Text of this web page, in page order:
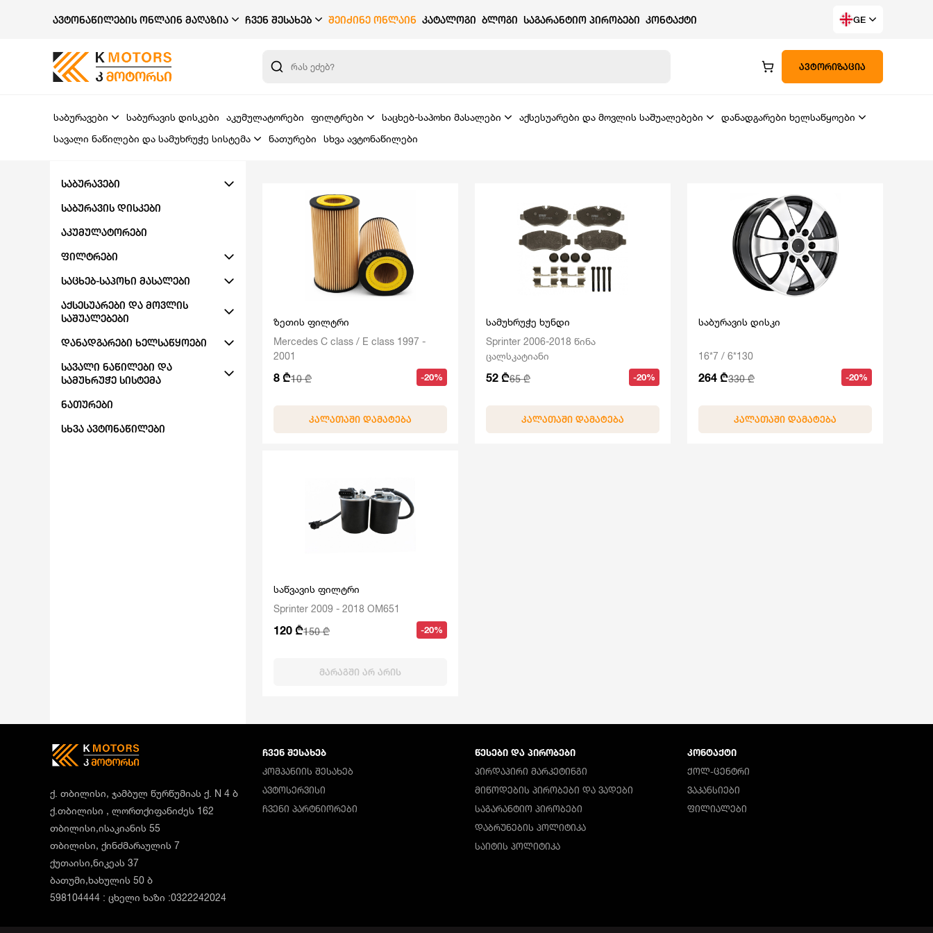
ᲐᲕᲢᲝᲜᲐᲬᲘᲚᲔᲑᲘᲡ ᲝᲜᲚᲐᲘᲜ ᲛᲐᲦᲐᲖᲘᲐ ᲩᲕᲔᲜ ᲨᲔᲡᲐᲮᲔᲑ ᲨᲔᲘᲫᲘᲜᲔ ᲝᲜᲚᲐᲘᲜ ᲙᲐᲢᲐᲚᲝᲒᲘ ᲑᲚᲝᲒᲘ ᲡᲐᲒᲐᲠᲐᲜᲢᲘᲝ ᲞᲘᲠᲝᲑᲔᲑᲘ ᲙᲝᲜᲢᲐᲥᲢᲘ GE
ᲐᲕᲢᲝᲠᲘᲖᲐᲪᲘᲐ
საბურავები საბურავის დისკები აკუმულატორები ფილტრები საცხებ-საპოხი მასალები აქსესუარები და მოვლის საშუალებები
დანადგარები ხელსაწყოები
სავალი ნაწილები და სამუხრუჭე სისტემა
ნათურები სხვა ავტონაწილები
ᲡᲐᲑᲣᲠᲐᲕᲔᲑᲘ
ᲡᲐᲑᲣᲠᲐᲕᲘᲡ ᲓᲘᲡᲙᲔᲑᲘ
ᲐᲙᲣᲛᲣᲚᲐᲢᲝᲠᲔᲑᲘ
ᲤᲘᲚᲢᲠᲔᲑᲘ
ᲡᲐᲪᲮᲔᲑ-ᲡᲐᲞᲝᲮᲘ ᲛᲐᲡᲐᲚᲔᲑᲘ
ᲐᲥᲡᲔᲡᲣᲐᲠᲔᲑᲘ ᲓᲐ ᲛᲝᲕᲚᲘᲡ
ᲡᲐᲨᲣᲐᲚᲔᲑᲔᲑᲘ
ᲓᲐᲜᲐᲓᲒᲐᲠᲔᲑᲘ ᲮᲔᲚᲡᲐᲬᲧᲝᲔᲑᲘ
ᲡᲐᲕᲐᲚᲘ ᲜᲐᲬᲘᲚᲔᲑᲘ ᲓᲐ
ᲡᲐᲛᲣᲮᲠᲣᲭᲔ ᲡᲘᲡᲢᲔᲛᲐ
ᲜᲐᲗᲣᲠᲔᲑᲘ
ᲡᲮᲕᲐ ᲐᲕᲢᲝᲜᲐᲬᲘᲚᲔᲑᲘ
ზეთის ფილტრი
Mercedes C class / E class 1997 -
2001
8 ₾10 ₾ -20%
ᲙᲐᲚᲐᲗᲐᲨᲘ ᲓᲐᲛᲐᲢᲔᲑᲐ
სამუხრუჭე ხუნდი
Sprinter 2006-2018 წინა
ცალსკატიანი
52 ₾65 ₾ -20%
ᲙᲐᲚᲐᲗᲐᲨᲘ ᲓᲐᲛᲐᲢᲔᲑᲐ
საბურავის დისკი
16*7 / 6*130
264 ₾330 ₾ -20%
ᲙᲐᲚᲐᲗᲐᲨᲘ ᲓᲐᲛᲐᲢᲔᲑᲐ
საწვავის ფილტრი
Sprinter 2009 - 2018 OM651
120 ₾150 ₾ -20%
ᲛᲐᲠᲐᲒᲨᲘ ᲐᲠ ᲐᲠᲘᲡ
ქ. თბილისი, ჯამბულ წურწუმიას ქ. N 4 ბ
ქ.თბილისი , ლორთქიფანიძეს 162
თბილისი,ისაკიანის 55
თბილისი, ქინძმარაულის 7
ქუთაისი,ნიკეას 37
ბათუმი,ხახულის 50 ბ
598104444 : ცხელი ხაზი :0322242024
ᲩᲕᲔᲜ ᲨᲔᲡᲐᲮᲔᲑ
ᲙᲝᲛᲞᲐᲜᲘᲘᲡ ᲨᲔᲡᲐᲮᲔᲑ
ᲐᲕᲢᲝᲡᲔᲠᲕᲘᲡᲘ
ᲩᲕᲔᲜᲘ ᲞᲐᲠᲢᲜᲘᲝᲠᲔᲑᲘ
ᲬᲔᲡᲔᲑᲘ ᲓᲐ ᲞᲘᲠᲝᲑᲔᲑᲘ
ᲞᲘᲠᲓᲐᲞᲘᲠᲘ ᲛᲐᲠᲙᲔᲢᲘᲜᲒᲘ
ᲛᲘᲬᲝᲓᲔᲑᲘᲡ ᲞᲘᲠᲝᲑᲔᲑᲘ ᲓᲐ ᲕᲐᲓᲔᲑᲘ
ᲡᲐᲒᲐᲠᲐᲜᲢᲘᲝ ᲞᲘᲠᲝᲑᲔᲑᲘ
ᲓᲐᲑᲠᲣᲜᲔᲑᲘᲡ ᲞᲝᲚᲘᲢᲘᲙᲐ
ᲡᲐᲘᲢᲘᲡ ᲞᲝᲚᲘᲢᲘᲙᲐ
ᲙᲝᲜᲢᲐᲥᲢᲘ
ᲥᲝᲚ-ᲪᲔᲜᲢᲠᲘ
ᲕᲐᲙᲐᲜᲡᲘᲔᲑᲘ
ᲤᲘᲚᲘᲐᲚᲔᲑᲘ